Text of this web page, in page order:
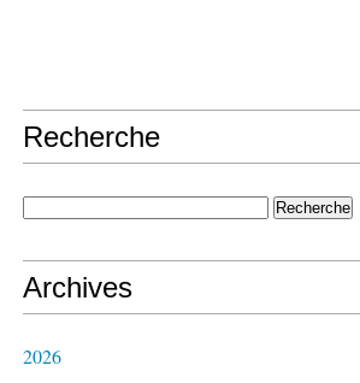
Recherche
Archives
2026